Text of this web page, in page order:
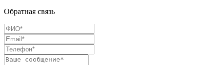
Обратная связь